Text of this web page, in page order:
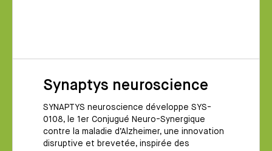
Synaptys neuroscience
SYNAPTYS neuroscience développe SYS-
0108, le 1er Conjugué Neuro-Synergique
contre la maladie d’Alzheimer, une innovation
disruptive et brevetée, inspirée des